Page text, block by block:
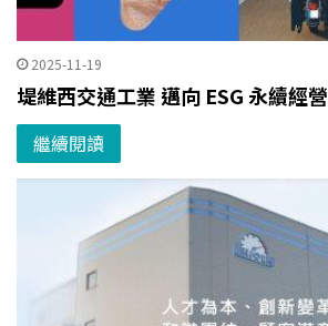
2025-11-19
堤維西交通工業 邁向 ESG 永續經營
繼續閱讀